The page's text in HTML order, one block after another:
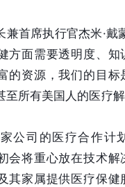
兼首席执行官杰米·戴
方面需要透明度、知
的资源，我们的目标
至所有美国人的医疗
公司的医疗合作计
会将重心放在技术解
其家属提供医疗保健